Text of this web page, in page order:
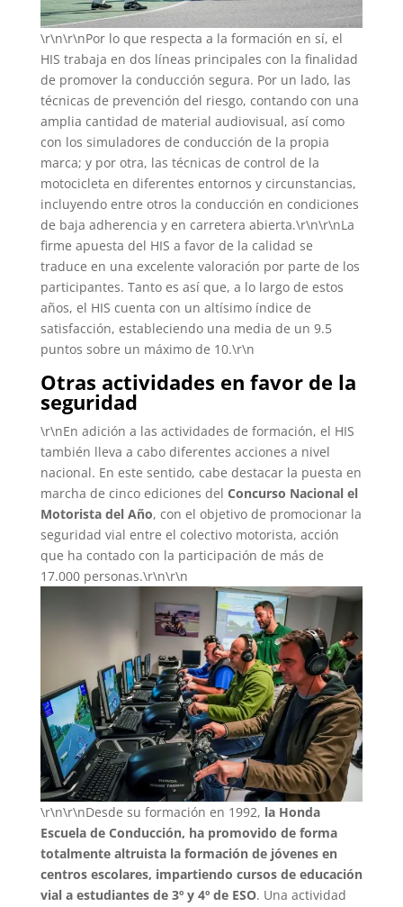
\r\n\r\nPor lo que respecta a la formación en sí, el
HIS trabaja en dos líneas principales con la finalidad
de promover la conducción segura. Por un lado, las
técnicas de prevención del riesgo, contando con una
amplia cantidad de material audiovisual, así como
con los simuladores de conducción de la propia
marca; y por otra, las técnicas de control de la
motocicleta en diferentes entornos y circunstancias,
incluyendo entre otros la conducción en condiciones
de baja adherencia y en carretera abierta.\r\n\r\nLa
firme apuesta del HIS a favor de la calidad se
traduce en una excelente valoración por parte de los
participantes. Tanto es así que, a lo largo de estos
años, el HIS cuenta con un altísimo índice de
satisfacción, estableciendo una media de un 9.5
puntos sobre un máximo de 10.\r\n
Otras actividades en favor de la
seguridad
\r\nEn adición a las actividades de formación, el HIS
también lleva a cabo diferentes acciones a nivel
nacional. En este sentido, cabe destacar la puesta en
marcha de cinco ediciones del Concurso Nacional el
Motorista del Año, con el objetivo de promocionar la
seguridad vial entre el colectivo motorista, acción
que ha contado con la participación de más de
17.000 personas.\r\n\r\n
\r\n\r\nDesde su formación en 1992, la Honda
Escuela de Conducción, ha promovido de forma
totalmente altruista la formación de jóvenes en
centros escolares, impartiendo cursos de educación
vial a estudiantes de 3º y 4º de ESO. Una actividad